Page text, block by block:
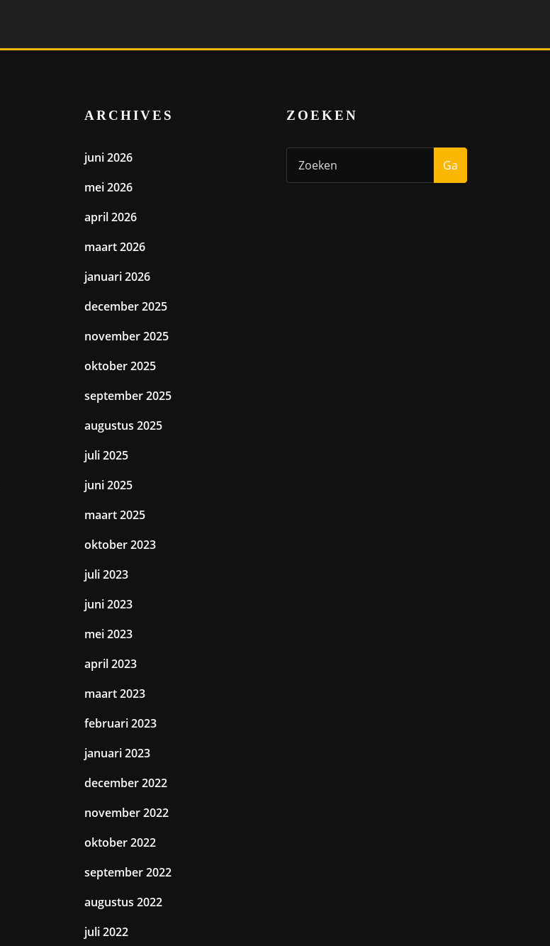
ARCHIVES
juni 2026
mei 2026
april 2026
maart 2026
januari 2026
december 2025
november 2025
oktober 2025
september 2025
augustus 2025
juli 2025
juni 2025
maart 2025
oktober 2023
juli 2023
juni 2023
mei 2023
april 2023
maart 2023
februari 2023
januari 2023
december 2022
november 2022
oktober 2022
september 2022
augustus 2022
juli 2022
ZOEKEN
Ga